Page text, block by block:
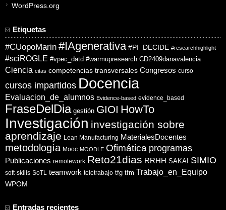
WordPress.org
Etiquetas
#CUopoMarin #IAgenerativa #PI_DECIDE #researchhighlight
#sciROGLE #vpec_datd #warmupresearch CD2409danavalencia
Ciencia citas competencias transversales Congresos curso
cursos impartidos Docencia
Evaluacion_de_alumnos Evidence-based evidence_based
FraseDelDia gestión GIOI HowTo
Investigación investigación sobre
aprendizaje Lean Manufacturing MaterialesDocentes
metodología Mooc MOODLE Ofimática programas
Publicaciones remotework Reto21dias RRHH SAKAI SIMIO
soft-skills SoTL teamwork teletrabajo tfg tfm Trabajo_en_Equipo
WPOM
Entradas recientes